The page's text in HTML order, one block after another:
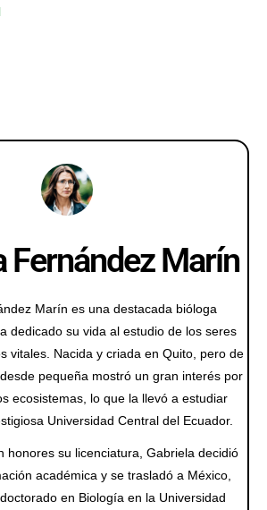
Fernández Marín
Marín es una destacada bióloga
dedicado su vida al estudio de los seres
vitales. Nacida y criada en Quito, pero de
pequeña mostró un gran interés por
ecosistemas, lo que la llevó a estudiar
Universidad Central del Ecuador.
honores su licenciatura, Gabriela decidió
académica y se trasladó a México,
en Biología en la Universidad